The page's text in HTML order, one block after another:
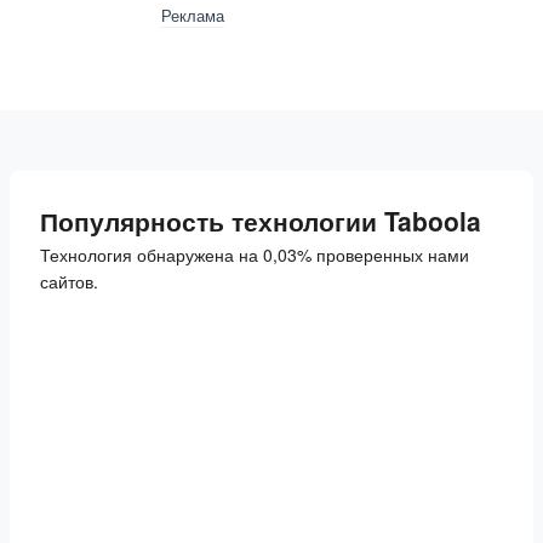
Реклама
Популярность технологии Taboola
Технология обнаружена на 0,03% проверенных нами
сайтов.